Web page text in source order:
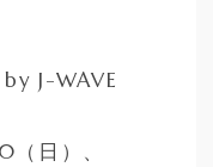
J-WAVE
日）、